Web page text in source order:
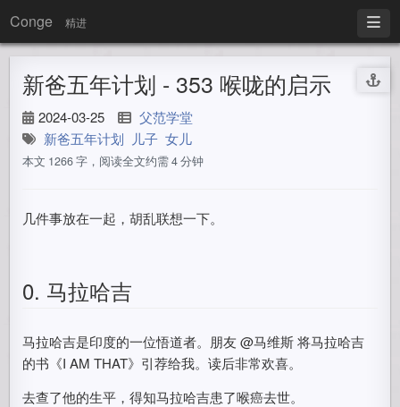
Conge 精进
新爸五年计划 - 353 喉咙的启示
2024-03-25
父范学堂
新爸五年计划
儿子 女儿
本文 1266 字，阅读全文约需 4 分钟
几件事放在一起，胡乱联想一下。
0. 马拉哈吉
马拉哈吉是印度的一位悟道者。朋友 @马维斯 将马拉哈吉
的书《I AM THAT》引荐给我。读后非常欢喜。
去查了他的生平，得知马拉哈吉患了喉癌去世。